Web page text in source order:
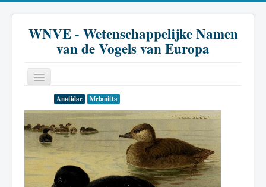
WNVE - Wetenschappelijke Namen
van de Vogels van Europa
Inleiding
Soort
Genus
Anatidae Melanitta